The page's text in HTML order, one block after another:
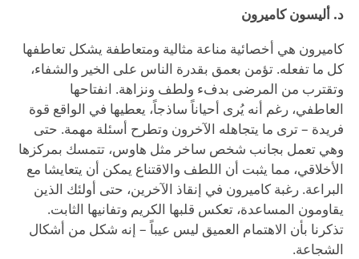
د. أليسون كاميرون
كاميرون هي أخصائية مناعة مثالية ومتعاطفة يشكل تعاطفها
كل ما تفعله. تؤمن بعمق بقدرة الناس على الخير والشفاء،
وتقترب من المرضى بدفء ولطف ونزاهة. انفتاحها
العاطفي، رغم أنه يُرى أحياناً ساذجاً، يعطيها في الواقع قوة
فريدة – ترى ما يتجاهله الآخرون وتطرح أسئلة مهمة. حتى
وهي تعمل بجانب شخص ساخر مثل هاوس، تتمسك بمركزها
الأخلاقي، مما يثبت أن اللطف والاقتناع يمكن أن يتعايشا مع
البراعة. رغبة كاميرون في إنقاذ الآخرين، حتى أولئك الذين
يقاومون المساعدة، تعكس قلبها الكريم وتفانيها الثابت.
تذكرنا بأن الاهتمام العميق ليس عيباً – إنه شكل من أشكال
الشجاعة.